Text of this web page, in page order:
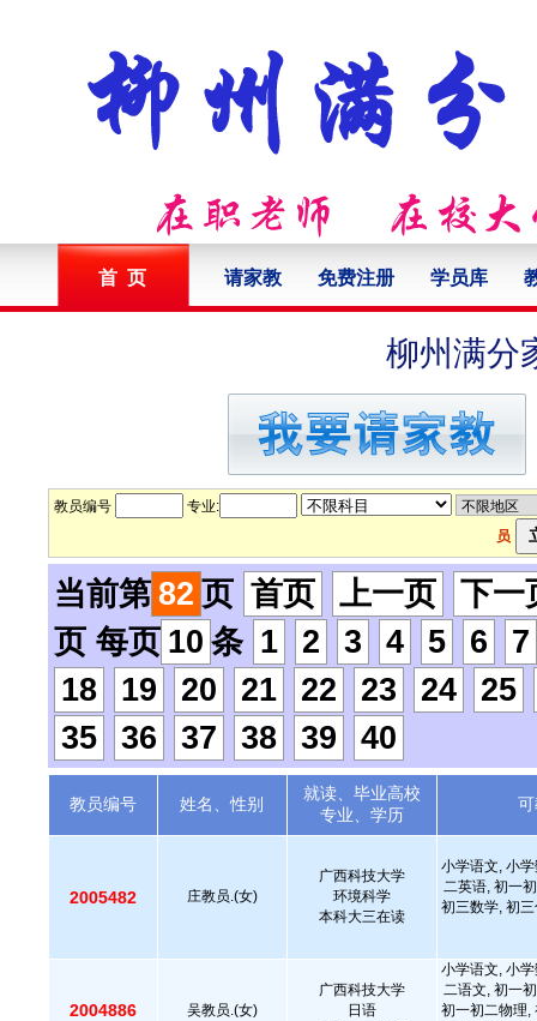
首 页 请家教 免费注册 学员库
柳州满分
教员编号
专业:
员
当前第 82 页 首页 上一页
下一
页 每页 10 条 1 2 3 4 5 6
7
18
19 20 21 22 23 24
25
35
36 37 38 39 40
教员编号 姓名、性别
就读、毕业高校
专业、学历
2005482 庄教员.(女)
广西科技大学
环境科学
本科大三在读
小学语文, 小
二英语, 初一
初三数学, 初
2004886 吴教员.(女)
广西科技大学
日语
小学语文, 小
二语文, 初一
初一初二物理,